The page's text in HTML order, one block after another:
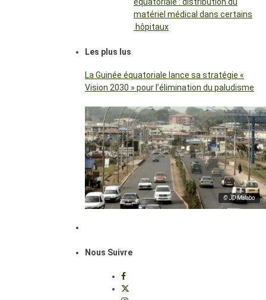
matériel médical dans certains
hôpitaux
Les plus lus
La Guinée équatoriale lance sa stratégie «
Vision 2030 » pour l’élimination du paludisme
© JD Malabo
Nous Suivre